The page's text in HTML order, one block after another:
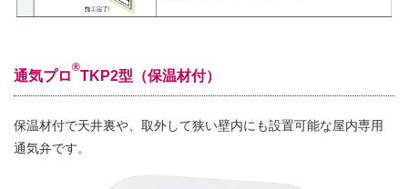
通気プロ
®
TKP2型（保温材付）
保温材付で天井裏や、取外して狭い壁内にも設置可能な屋内専用
通気弁です。